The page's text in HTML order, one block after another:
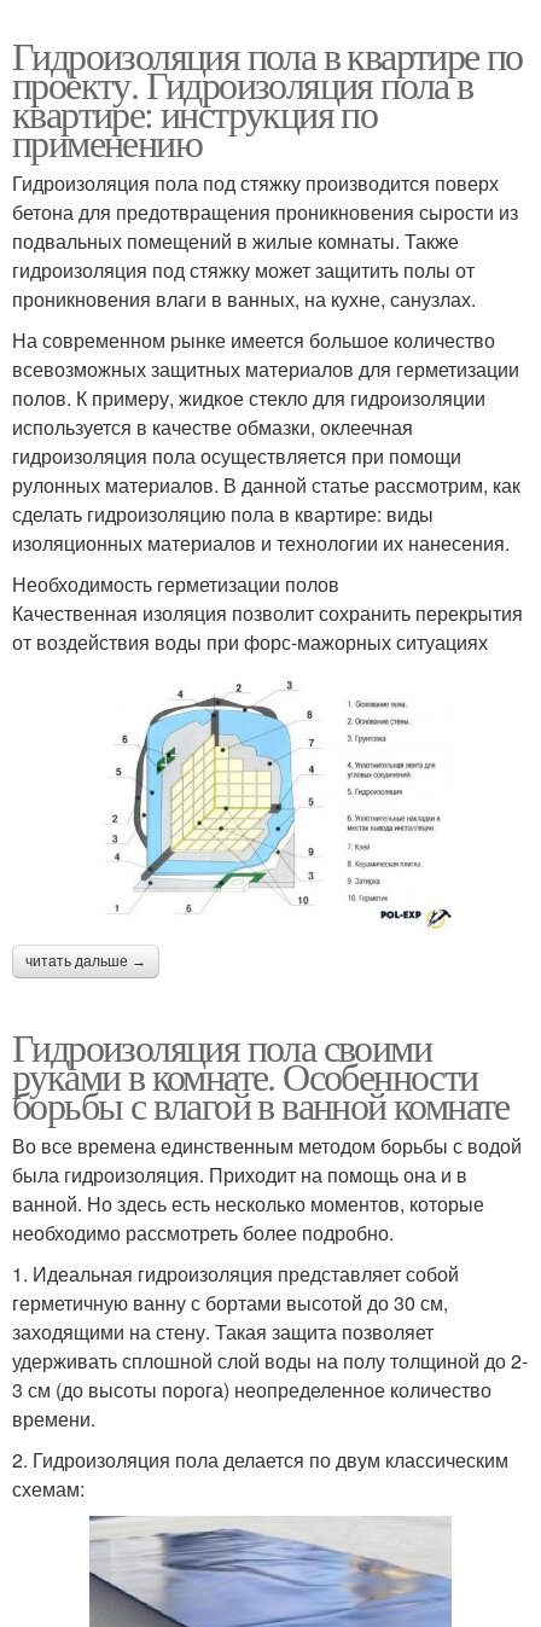
Гидроизоляция пола в квартире по
проекту. Гидроизоляция пола в
квартире: инструкция по
применению
Гидроизоляция пола под стяжку производится поверх
бетона для предотвращения проникновения сырости из
подвальных помещений в жилые комнаты. Также
гидроизоляция под стяжку может защитить полы от
проникновения влаги в ванных, на кухне, санузлах.
На современном рынке имеется большое количество
всевозможных защитных материалов для герметизации
полов. К примеру, жидкое стекло для гидроизоляции
используется в качестве обмазки, оклеечная
гидроизоляция пола осуществляется при помощи
рулонных материалов. В данной статье рассмотрим, как
сделать гидроизоляцию пола в квартире: виды
изоляционных материалов и технологии их нанесения.
Необходимость герметизации полов
Качественная изоляция позволит сохранить перекрытия
от воздействия воды при форс-мажорных ситуациях
читать дальше →
Гидроизоляция пола своими
руками в комнате. Особенности
борьбы с влагой в ванной комнате
Во все времена единственным методом борьбы с водой
была гидроизоляция. Приходит на помощь она и в
ванной. Но здесь есть несколько моментов, которые
необходимо рассмотреть более подробно.
1. Идеальная гидроизоляция представляет собой
герметичную ванну с бортами высотой до 30 см,
заходящими на стену. Такая защита позволяет
удерживать сплошной слой воды на полу толщиной до 2-
3 см (до высоты порога) неопределенное количество
времени.
2. Гидроизоляция пола делается по двум классическим
схемам: